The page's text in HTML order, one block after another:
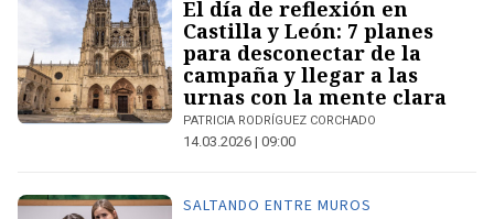
El día de reflexión en
Castilla y León: 7 planes
para desconectar de la
campaña y llegar a las
urnas con la mente clara
PATRICIA RODRÍGUEZ CORCHADO
14.03.2026 | 09:00
SALTANDO ENTRE MUROS